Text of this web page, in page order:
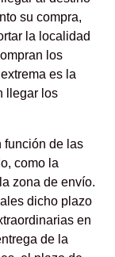
su compra,
la localidad
los
es la
llegar los
función de las
como la
zona de envío.
dicho plazo
en
de la